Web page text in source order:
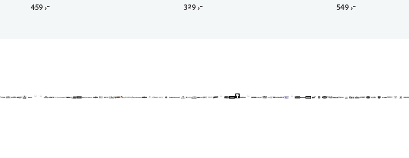
459 ,- 329 ,- 549 ,-